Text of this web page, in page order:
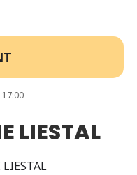
LIESTAL
LIESTAL